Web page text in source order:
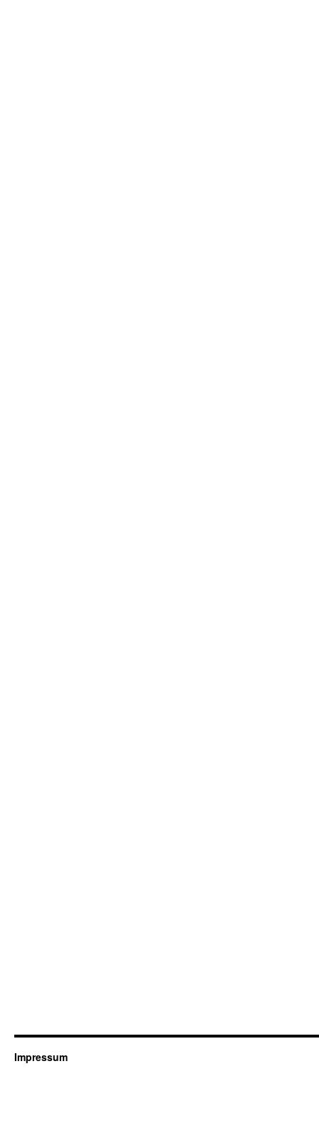
Impressum